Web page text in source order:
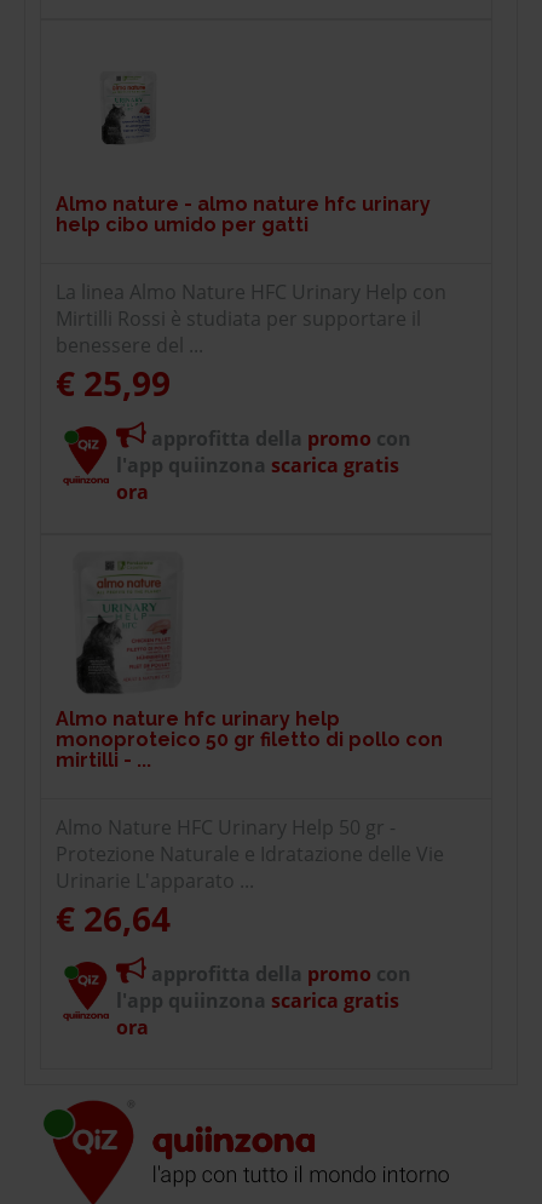
Almo nature - almo nature hfc urinary
help cibo umido per gatti
La linea Almo Nature HFC Urinary Help con
Mirtilli Rossi è studiata per supportare il
benessere del ...
€ 25,99
approfitta della promo con
l'app quiinzona scarica gratis
ora
Almo nature hfc urinary help
monoproteico 50 gr filetto di pollo con
mirtilli - ...
Almo Nature HFC Urinary Help 50 gr -
Protezione Naturale e Idratazione delle Vie
Urinarie L'apparato ...
€ 26,64
approfitta della promo con
l'app quiinzona scarica gratis
ora